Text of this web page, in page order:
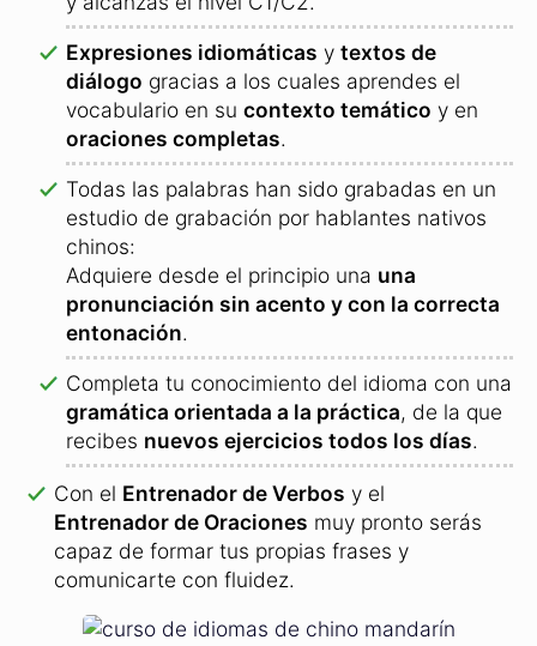
Expresiones idiomáticas y textos de
diálogo gracias a los cuales aprendes el
vocabulario en su contexto temático y en
oraciones completas.
Todas las palabras han sido grabadas en un
estudio de grabación por hablantes nativos
chinos:
Adquiere desde el principio una una
pronunciación sin acento y con la correcta
entonación.
Completa tu conocimiento del idioma con una
gramática orientada a la práctica, de la que
recibes nuevos ejercicios todos los días.
Con el Entrenador de Verbos y el
Entrenador de Oraciones muy pronto serás
capaz de formar tus propias frases y
comunicarte con fluidez.